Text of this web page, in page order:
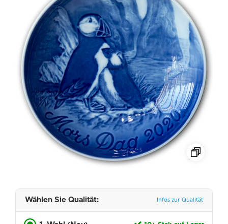
Wählen Sie Qualität: Infos zur Qualität